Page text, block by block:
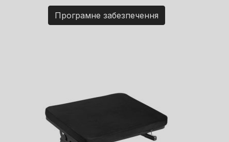
Програмне забезпечення